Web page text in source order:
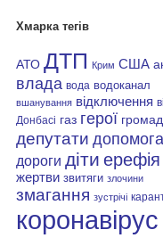
Хмарка тегів
АТО ДТП Крим США
влада вода водоканал
вшанування відключення
Донбасі газ герої
депутати допомога
дороги діти ерефія
жертви звитяги злочини
змагання зустрічі
коронавірус